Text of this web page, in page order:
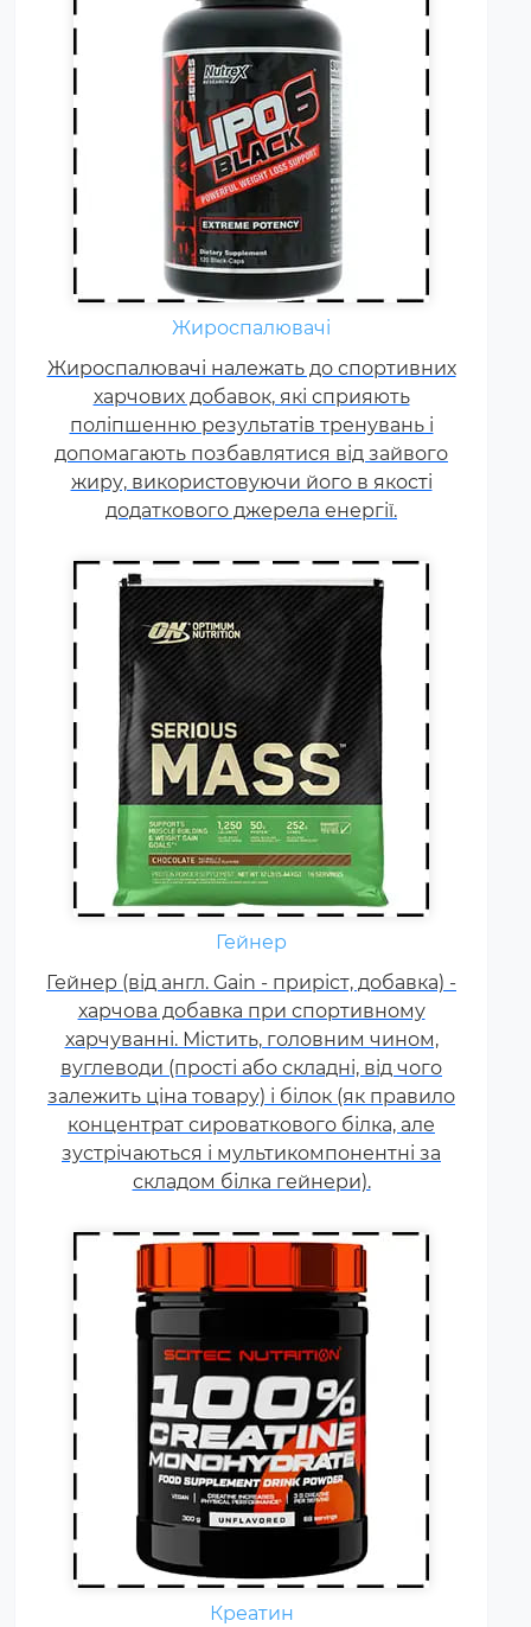
Жироспалювачі
Жироспалювачі належать до спортивних
харчових добавок, які сприяють
поліпшенню результатів тренувань і
допомагають позбавлятися від зайвого
жиру, використовуючи його в якості
додаткового джерела енергії.
Гейнер (від англ. Gain - приріст,
добавка) - харчова добавка при
спортивному харчуванні.
Містить, головним чином,
вуглеводи (прості або складні,
від чого залежить ціна товару) і
білок (як правило концентрат
сироваткового білка, але
зустрічаються і
мультикомпонентні за складом
білка гейнери).
Гейнер
Гейнер (від англ. Gain - приріст, добавка) -
харчова добавка при спортивному
харчуванні. Містить, головним чином,
вуглеводи (прості або складні, від чого
залежить ціна товару) і білок (як правило
концентрат сироваткового білка, але
зустрічаються і мультикомпонентні за
складом білка гейнери).
Креатин – спортивна добавка,
яка використовується у
силових видах спорту, фітнесі, а
також видах спорту, пов'язаних
з динамічним навантаженням
або силовою витривалістю. Це
кислота, що синтезується в
організмі людини в скелетних
м'язах.
Креатин
Щодня кожному спортсмену
необхідні вітаміни групи В,